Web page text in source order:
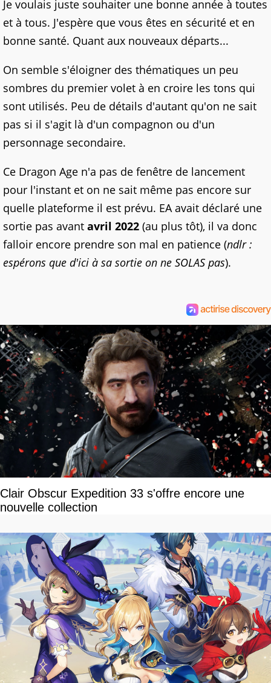
Je voulais juste souhaiter une bonne année à toutes
et à tous. J'espère que vous êtes en sécurité et en
bonne santé. Quant aux nouveaux départs...
On semble s'éloigner des thématiques un peu
sombres du premier volet à en croire les tons qui
sont utilisés. Peu de détails d'autant qu'on ne sait
pas si il s'agit là d'un compagnon ou d'un
personnage secondaire.
Ce Dragon Age n'a pas de fenêtre de lancement
pour l'instant et on ne sait même pas encore sur
quelle plateforme il est prévu. EA avait déclaré une
sortie pas avant avril 2022 (au plus tôt), il va donc
falloir encore prendre son mal en patience (ndlr :
espérons que d'ici à sa sortie on ne SOLAS pas).
Clair Obscur Expedition 33 s'offre encore une
nouvelle collection